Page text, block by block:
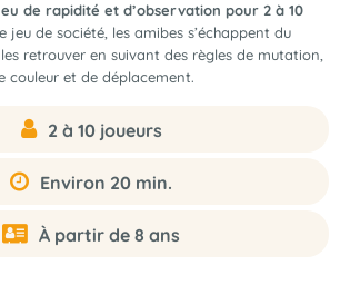
de rapidité et d’observation pour 2 à 10
jeu de société, les amibes s’échappent du
retrouver en suivant des règles de mutation,
couleur et de déplacement.
2 à 10 joueurs
Environ 20 min.
À partir de 8 ans